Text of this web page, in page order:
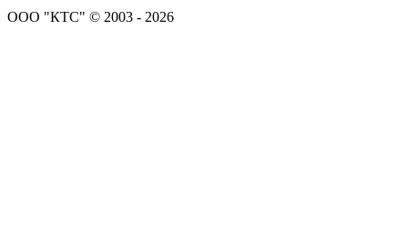
ООО "КТС" © 2003 - 2026